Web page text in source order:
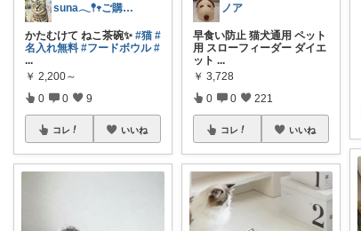
suna𓂃𖤥𖥧ご購入感謝´`*
かたむけて ねこ茶碗✨ #猫 #
名入れ無料 #フードボウル #
...
￥ 2,200～
0 0 9
コレ いいね
ノア
早食い防止 猫犬通用 ペット
用 スローフィーダー ダイエ
ット...
￥ 3,728
0 0 221
コレ いいね